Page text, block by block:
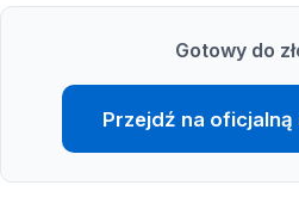
Gotowy do
Przejdź na